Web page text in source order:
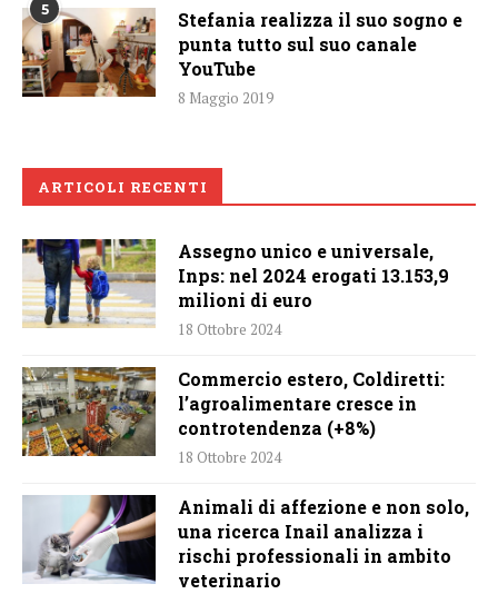
5
Stefania realizza il suo sogno e
punta tutto sul suo canale
YouTube
8 Maggio 2019
ARTICOLI RECENTI
Assegno unico e universale,
Inps: nel 2024 erogati 13.153,9
milioni di euro
18 Ottobre 2024
Commercio estero, Coldiretti:
l’agroalimentare cresce in
controtendenza (+8%)
18 Ottobre 2024
Animali di affezione e non solo,
una ricerca Inail analizza i
rischi professionali in ambito
veterinario